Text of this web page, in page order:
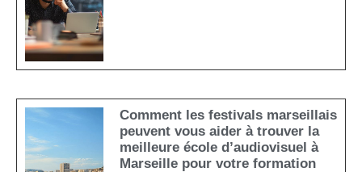
Comment les festivals marseillais
peuvent vous aider à trouver la
meilleure école d’audiovisuel à
Marseille pour votre formation